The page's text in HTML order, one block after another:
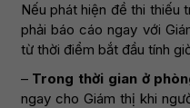
Nếu phát hiện đề thi thiếu
phải báo cáo ngay với
từ thời điểm bắt đầu tính
– Trong thời gian ở
ngay cho Giám thị khi